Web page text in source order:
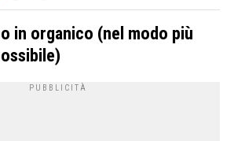
in organico (nel modo più